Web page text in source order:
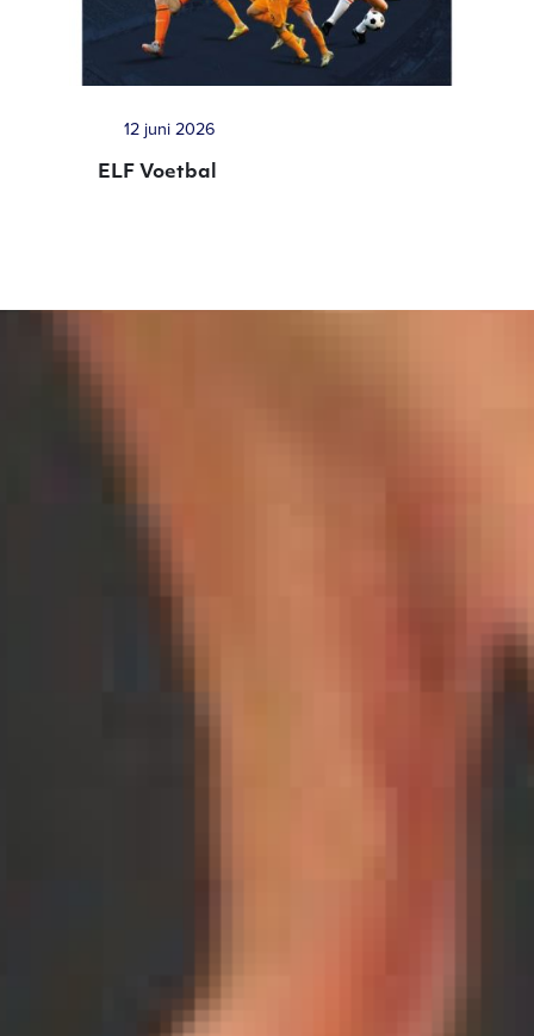
12 juni 2026
ELF Voetbal